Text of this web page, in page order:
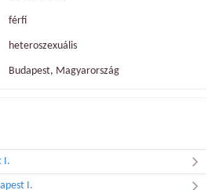
férfi
heteroszexuális
Budapest, Magyarország
I.
I.